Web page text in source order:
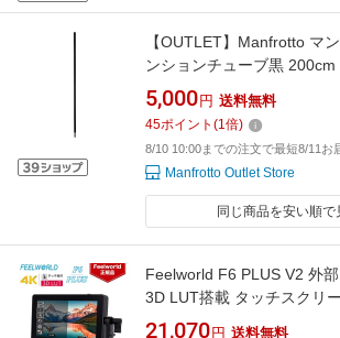
【OUTLET】Manfrotto マ
ンションチューブ黒
ロ カメラアクセサリー【ア
5,000 円 送料無料
45ポイント (1倍)
8/10 10:00までの注文で最短8/11お
Manfrotto Outlet Store
同じ商品を安い順で
Feelworld F6 PLUS V2 外
3D LUT搭載 タッチスクリ
ルドモニター HDMI出力/入
21,070 円 送料無料